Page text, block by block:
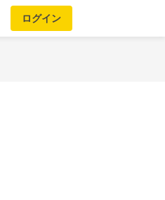
ログイン